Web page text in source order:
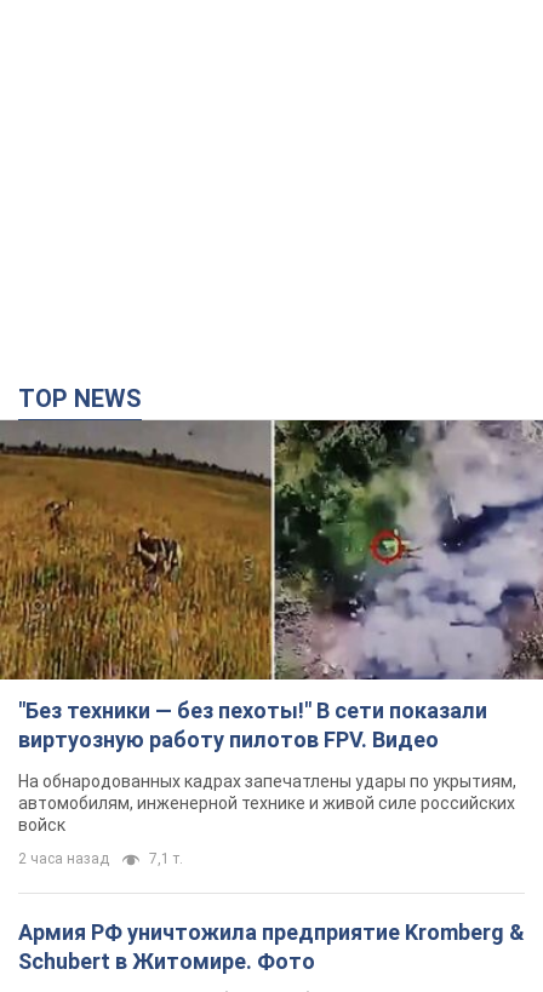
TOP NEWS
"Без техники — без пехоты!" В сети показали
виртуозную работу пилотов FPV. Видео
На обнародованных кадрах запечатлены удары по укрытиям,
автомобилям, инженерной технике и живой силе российских
войск
2 часа назад 7,1 т.
Армия РФ уничтожила предприятие Kromberg &
Schubert в Житомире. Фото